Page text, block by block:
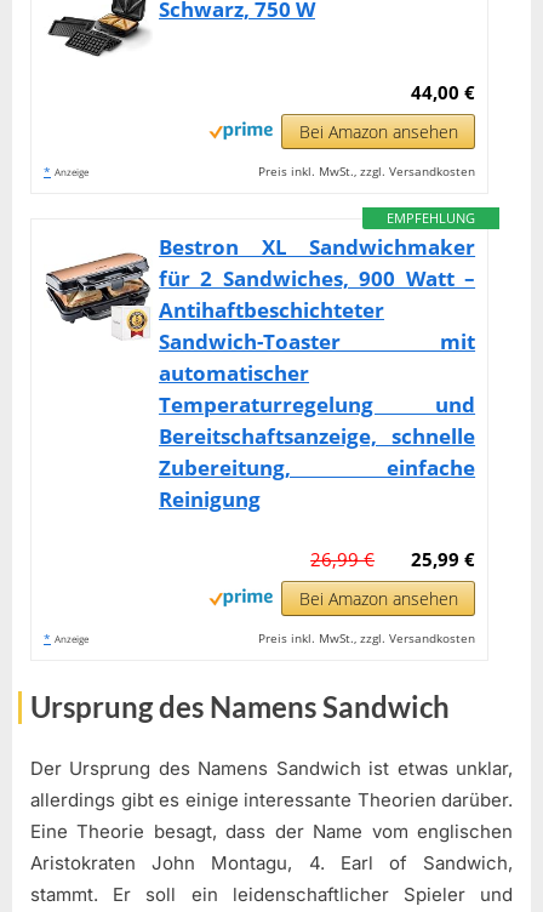
Schwarz, 750 W
44,00 €
Bei Amazon ansehen
* Anzeige Preis inkl. MwSt., zzgl. Versandkosten
EMPFEHLUNG
Bestron XL Sandwichmaker
für 2 Sandwiches, 900 Watt –
Antihaftbeschichteter
Sandwich-Toaster mit
automatischer
Temperaturregelung und
Bereitschaftsanzeige, schnelle
Zubereitung, einfache
Reinigung
25,99 €
26,99 €
Bei Amazon ansehen
* Anzeige Preis inkl. MwSt., zzgl. Versandkosten
Ursprung des Namens Sandwich
Der Ursprung des Namens Sandwich ist etwas unklar,
allerdings gibt es einige interessante Theorien darüber.
Eine Theorie besagt, dass der Name vom englischen
Aristokraten John Montagu, 4. Earl of Sandwich,
stammt. Er soll ein leidenschaftlicher Spieler und